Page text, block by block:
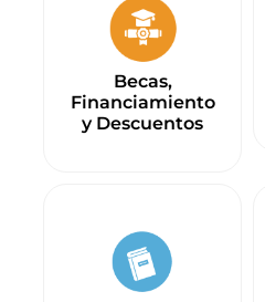
Becas,
Financiamiento
y Descuentos